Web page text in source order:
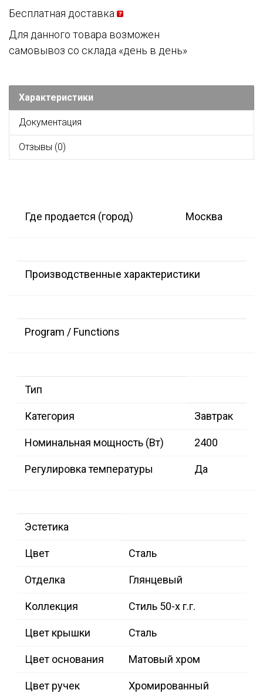
Бесплатная доставка
Для данного товара возможен
самовывоз со склада «день в день»
Характеристики
Документация
Отзывы (0)
Где продается (город) Москва
Производственные характеристики
Program / Functions
Тип
Категория Завтрак
Номинальная мощность (Вт) 2400
Регулировка температуры Да
Эстетика
Цвет Сталь
Отделка Глянцевый
Коллекция Стиль 50-х г.г.
Цвет крышки Сталь
Цвет основания Матовый хром
Цвет ручек Хромированный